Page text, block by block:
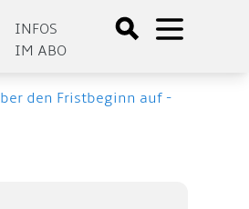
INFOS
IM ABO
den Fristbeginn auf -